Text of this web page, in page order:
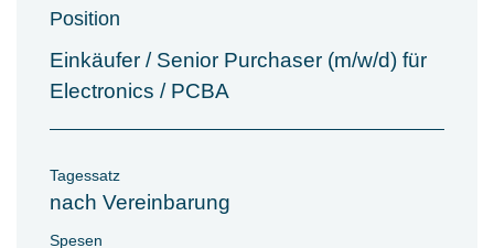
Position
Einkäufer / Senior Purchaser (m/w/d) für
Electronics / PCBA
Tagessatz
nach Vereinbarung
Spesen